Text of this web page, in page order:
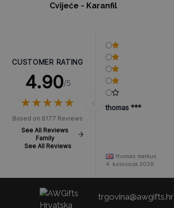
Cvijeće - Karanfil
CUSTOMER RATING
4.90/5
★★★★★
★★★★★
Based on 6177 Reviews
See All Reviews
Family
See All Reviews
thomas ***
thomas markus
4. kolovoza 2026.
trgovina@awgifts.hr